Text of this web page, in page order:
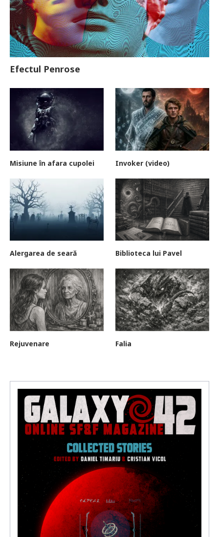
Efectul Penrose
Misiune în afara cupolei Invoker (video)
Alergarea de seară Biblioteca lui Pavel
Rejuvenare Falia